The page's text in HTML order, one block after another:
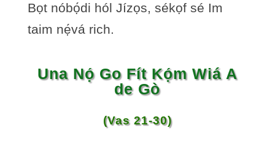
Bọt nóbọ́di hól Jízọs, sékọf sé Im
taim nẹ́vá rich.
Una Nọ́ Go Fít Kọ́m Wiá A
de Gò
(Vas 21-30)